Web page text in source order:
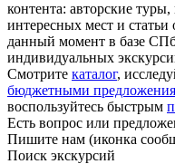
контента: авторские
интересных мест и
данный момент в базе
индивидуальных
Смотрите каталог,
бюджетными
воспользуйтесь быстрым
Есть вопрос или
Пишите нам (иконка
Поиск экскурсий